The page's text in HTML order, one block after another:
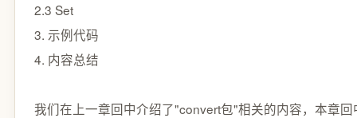
2.3 Set
3. 示例代码
4. 内容总结
我们在上一章回中介绍了"convert包"相关的内容，本章